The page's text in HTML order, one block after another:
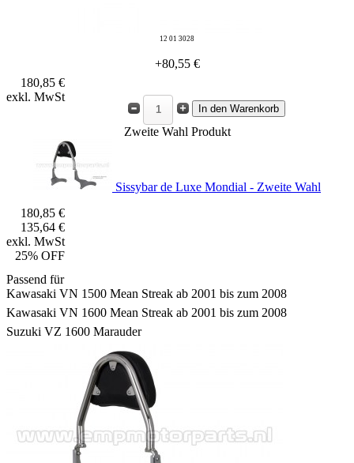
12 01 3028
+80,55 €
180,85 €
exkl. MwSt
Zweite Wahl Produkt
Sissybar de Luxe Mondial - Zweite Wahl
180,85 €
135,64 €
exkl. MwSt
25% OFF
Passend für
Kawasaki VN 1500 Mean Streak ab 2001 bis zum 2008
Kawasaki VN 1600 Mean Streak ab 2001 bis zum 2008
Suzuki VZ 1600 Marauder